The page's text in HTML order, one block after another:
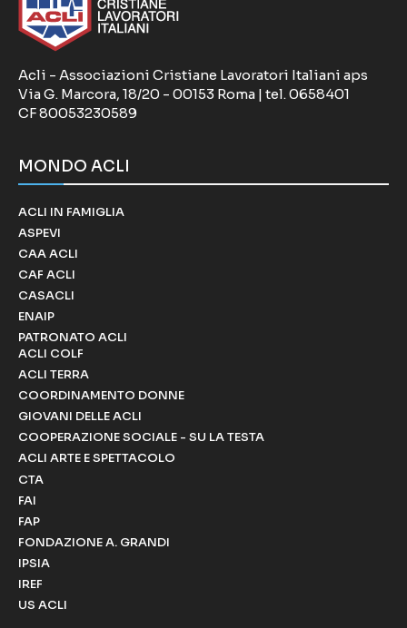
Acli - Associazioni Cristiane Lavoratori Italiani aps
Via G. Marcora, 18/20 - 00153 Roma | tel. 0658401
CF 80053230589
MONDO ACLI
ACLI IN FAMIGLIA
ASPEVI
CAA ACLI
CAF ACLI
CASACLI
ENAIP
PATRONATO ACLI
ACLI COLF
ACLI TERRA
COORDINAMENTO DONNE
GIOVANI DELLE ACLI
COOPERAZIONE SOCIALE - SU LA TESTA
ACLI ARTE E SPETTACOLO
CTA
FAI
FAP
FONDAZIONE A. GRANDI
IPSIA
IREF
US ACLI